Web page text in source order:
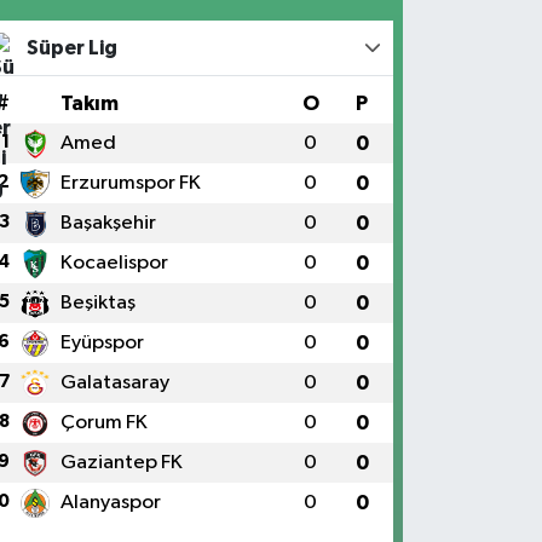
Süper Lig
Takım O P
1 Amed 0 0
Erzurumspor FK 0 0
3 Başakşehir 0 0
Kocaelispor 0 0
5 Beşiktaş 0 0
Eyüpspor 0 0
7 Galatasaray 0 0
8 Çorum FK 0 0
Gaziantep FK 0 0
Alanyaspor 0 0